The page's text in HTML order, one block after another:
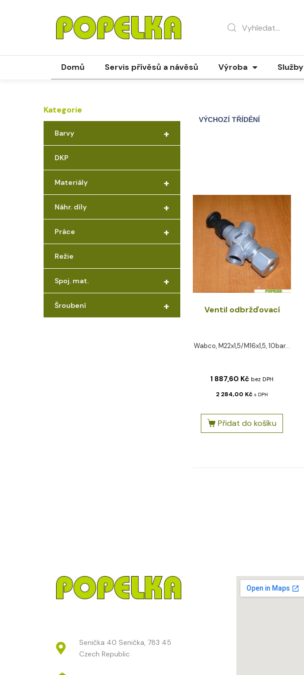
Domů Servis přívěsů a návěsů Výroba Služby
Kategorie
+
Barvy
DKP
+
Materiály
+
Náhr. díly
+
Práce
Režie
+
Spoj. mat.
+
Šroubení Ventil odbržďovací
Wabco, M22x1,5/M16x1,5, 10bar...
1 887,60 Kč bez DPH
2 284,00 Kč s DPH
Přidat do košíku
Senička 40 Senička, 783 45
Czech Republic